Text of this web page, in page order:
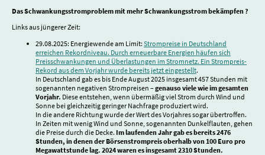
Das Schwankungsstromproblem mit mehr Schwankungsstrom bekämpfen ?
Links aus jüngerer Zeit:
29.08.2025: Energiewende am Limit: Strompreise in Deutschland
erreichen Rekordniveau. Durch erneuerbare Energien häufen sich
Preisschwankungen und Überlastungen im Stromnetz. Ein Strompreis-
Rekord aus dem Vorjahr wurde bereits jetzt eingestellt.
In Deutschland gab es bis Ende August 2025 insgesamt 457 Stunden mit
sogenannten negativen Strompreisen –genauso viele wie im gesamten
Vorjahr. Diese entstehen, wenn übermäßig viel Strom durch Wind und
Sonne bei gleichzeitig geringer Nachfrage produziert wird.
In die andere Richtung wurde der Wert des Vorjahres sogar übertroffen.
In Zeiten mit wenig Wind und Sonne, sogenannten Dunkelflauten, gehen
die Preise durch die Decke. Im laufenden Jahr gab es bereits 2476
Stunden, in denen der Börsenstrompreis oberhalb von 100 Euro pro
Megawattstunde lag. 2024 waren es insgesamt 2310 Stunden.